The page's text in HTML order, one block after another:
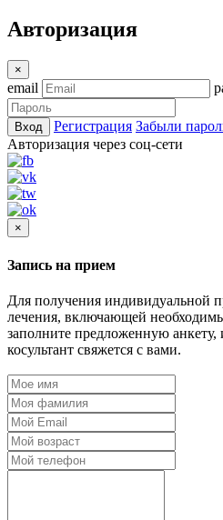
Авторизация
×
email
Вход Регистрация Забыли
Авторизация через соц-сети
×
Запись на прием
Для получения индивидуальной
лечения, включающей
заполните предложенную анкету,
косультант свяжется с вами.